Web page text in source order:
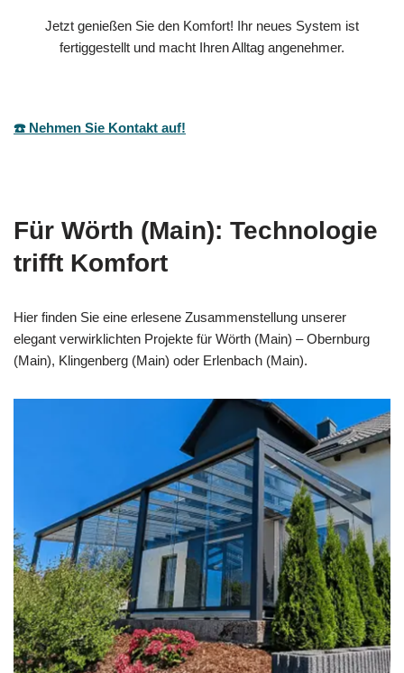
Jetzt genießen Sie den Komfort! Ihr neues System ist
fertiggestellt und macht Ihren Alltag angenehmer.
☎️ Nehmen Sie Kontakt auf!
Für Wörth (Main): Technologie
trifft Komfort
Hier finden Sie eine erlesene Zusammenstellung unserer
elegant verwirklichten Projekte für Wörth (Main) – Obernburg
(Main), Klingenberg (Main) oder Erlenbach (Main).